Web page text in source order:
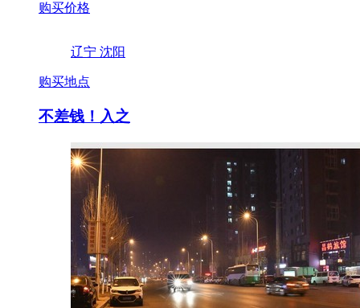
购买价格
辽宁 沈阳
购买地点
不差钱！入之